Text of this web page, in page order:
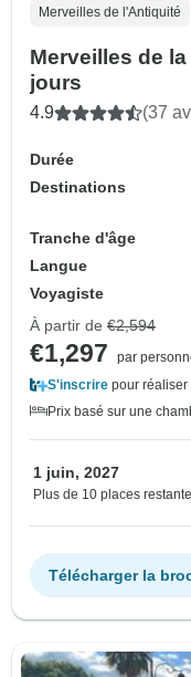
Merveilles de l'Antiquité
Merveilles de
jours
4.9 (37
Durée
Destinations
Tranche d'âge
Langue
Voyagiste
À partir de €2,594
€1,297
par
S'inscrire pour
Prix basé sur une
1 juin, 2027
Plus de 10 places
Télécharger la